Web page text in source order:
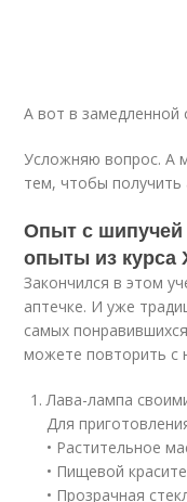
А вот в замедленной
Усложняю вопрос. А
тем, чтобы получить
Опыт с
опыты из курса
Закончился в этом
аптечке. И уже
самых
можете повторить с
Лава-лампа
Для
• Растительное
• Пищевой
• Прозрачная